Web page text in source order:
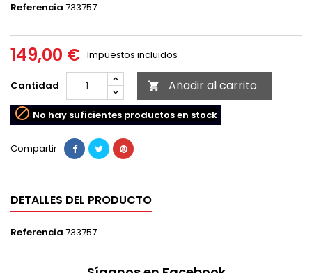
Referencia 733757
149,00 € Impuestos incluidos
Cantidad  Añadir al carrito
 No hay suficientes productos en stock
Compartir
DETALLES DEL PRODUCTO
Referencia 733757